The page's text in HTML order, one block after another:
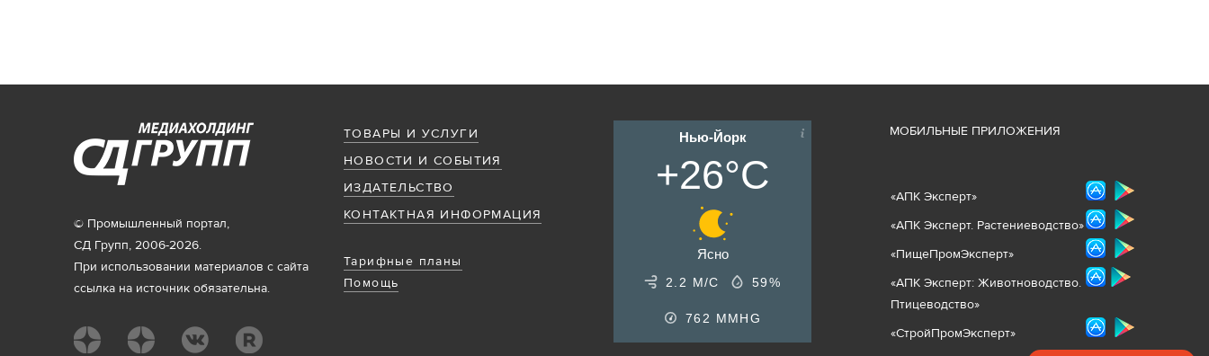
ТОВАРЫ И УСЛУГИ
НОВОСТИ И СОБЫТИЯ
ИЗДАТЕЛЬСТВО
КОНТАКТНАЯ ИНФОРМАЦИЯ
Тарифные планы
Помощь
© Промышленный портал,
СД Групп, 2006-2026.
При использовании материалов с сайта
ссылка на источник обязательна.
Нью-Йорк
+26°C
Ясно
2.2 М/С 59%
762 MMHG
МОБИЛЬНЫЕ ПРИЛОЖЕНИЯ
«АПК Эксперт»
«АПК Эксперт. Растениеводство»
«ПищеПромЭксперт»
«АПК Эксперт: Животноводство.
Птицеводство»
«СтройПромЭксперт»